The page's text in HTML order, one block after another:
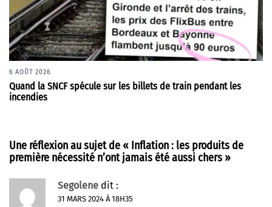
6 AOÛT 2026
Quand la SNCF spécule sur les billets de train pendant les
incendies
Une réflexion au sujet de « Inflation : les produits de
première nécessité n’ont jamais été aussi chers »
Segolene dit :
31 MARS 2024 À 18H35